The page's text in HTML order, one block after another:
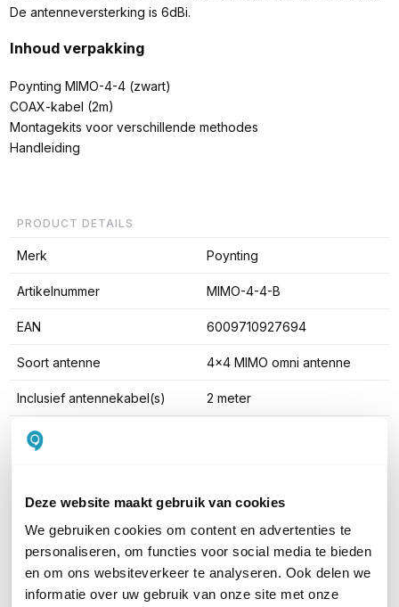
Deze website maakt gebruik van cookies
We gebruiken cookies om content en advertenties te
personaliseren, om functies voor social media te bieden
en om ons websiteverkeer te analyseren. Ook delen we
informatie over uw gebruik van onze site met onze
De antenneversterking is 6dBi.
Inhoud verpakking
Poynting MIMO-4-4 (zwart)
COAX-kabel (2m)
Montagekits voor verschillende methodes
Handleiding
PRODUCT DETAILS
Merk Poynting
Artikelnummer MIMO-4-4-B
EAN 6009710927694
Soort antenne 4x4 MIMO omni antenne
Inclusief antennekabel(s) 2 meter
Vraag het onze experts!
Bel ons